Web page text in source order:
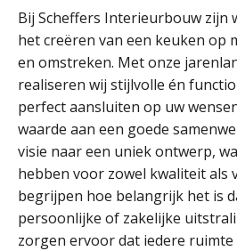
Bij Scheffers Interieurbouw zijn
het creëren van een keuken op
en omstreken. Met onze
realiseren wij stijlvolle én
perfect aansluiten op uw
waarde aan een goede
visie naar een uniek ontwerp,
hebben voor zowel kwaliteit als
begrijpen hoe belangrijk het is
persoonlijke of zakelijke
zorgen ervoor dat iedere